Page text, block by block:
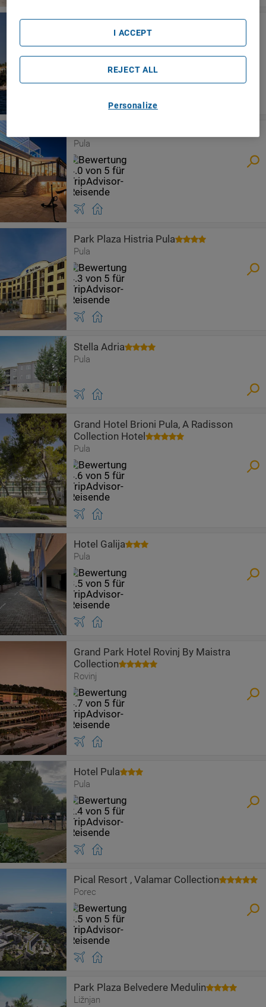
Splendid Resort
Pula
Park Plaza Histria Pula
Pula
Stella Adria
Pula
Grand Hotel Brioni Pula, A Radisson
Collection Hotel
Pula
Hotel Galija
Pula
Grand Park Hotel Rovinj By Maistra
Collection
Rovinj
Hotel Pula
Pula
Pical Resort , Valamar Collection
Porec
Park Plaza Belvedere Medulin
Ližnjan
Personalize
REJECT ALL
I ACCEPT